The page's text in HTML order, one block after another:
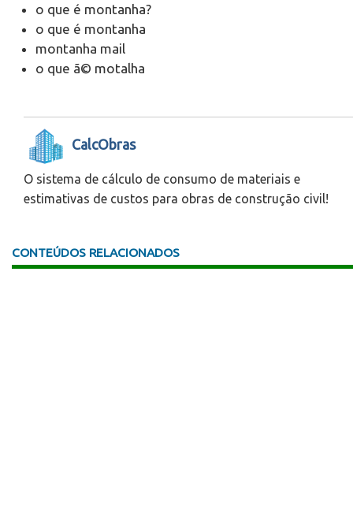
o que é montanha?
o que é montanha
montanha mail
o que ã© motalha
CalcObras
O sistema de cálculo de consumo de materiais e
estimativas de custos para obras de construção civil!
CONTEÚDOS RELACIONADOS